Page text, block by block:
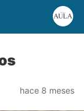
hace 8 meses